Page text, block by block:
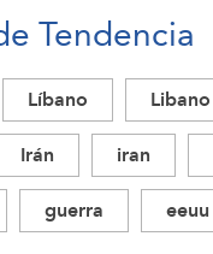
Tendencia
Líbano
Libano
Irán iran
guerra eeuu